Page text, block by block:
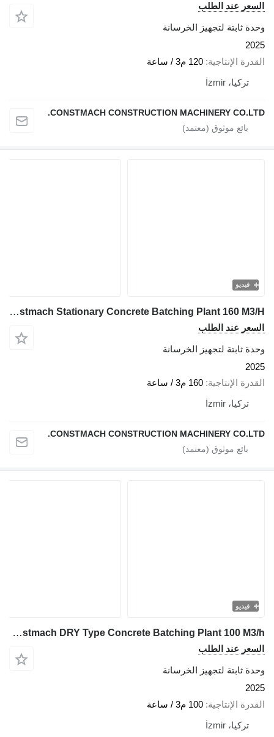
السعر عند الطلب
وحدة ثابتة لتجهيز الخرسانة
2025
القدرة الإنتاجية 120 م3 / ساعة
تركيا، İzmir
CONSTMACH CONSTRUCTION MACHINERY CO.LTD.
فيديو
Constmach Stationary Concrete Batching Plant 160 M3/H
السعر عند الطلب
وحدة ثابتة لتجهيز الخرسانة
2025
القدرة الإنتاجية 160 م3 / ساعة
تركيا، İzmir
CONSTMACH CONSTRUCTION MACHINERY CO.LTD.
فيديو
Constmach DRY Type Concrete Batching Plant 100 M3/h
السعر عند الطلب
وحدة ثابتة لتجهيز الخرسانة
2025
القدرة الإنتاجية 100 م3 / ساعة
تركيا، İzmir